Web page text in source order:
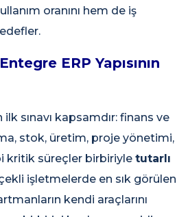
oranını hem de iş
ERP Yapısının
sınavı kapsamdır: finans ve
stok, üretim, proje yönetimi,
kritik süreçler birbiriyle tutarlı
işletmelerde en sık görülen
kendi araçlarını